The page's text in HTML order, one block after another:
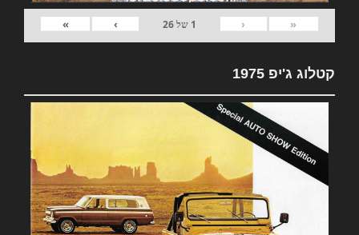
«
‹
1 של26
›
»
קטלוג ג'יפ 1975